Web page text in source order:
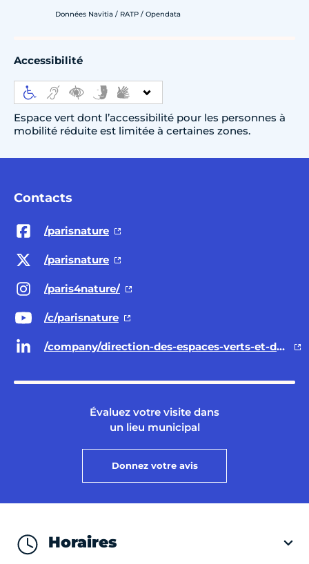
Données Navitia / RATP / Opendata
Accessibilité
Espace vert dont l’accessibilité pour les personnes à
mobilité réduite est limitée à certaines zones.
Contacts
/parisnature
/parisnature
/paris4nature/
/c/parisnature
/company/direction-des-espaces-verts-et-de-l-environnement-ville-de-paris/
Évaluez votre visite dans
un lieu municipal
Donnez votre avis
Horaires